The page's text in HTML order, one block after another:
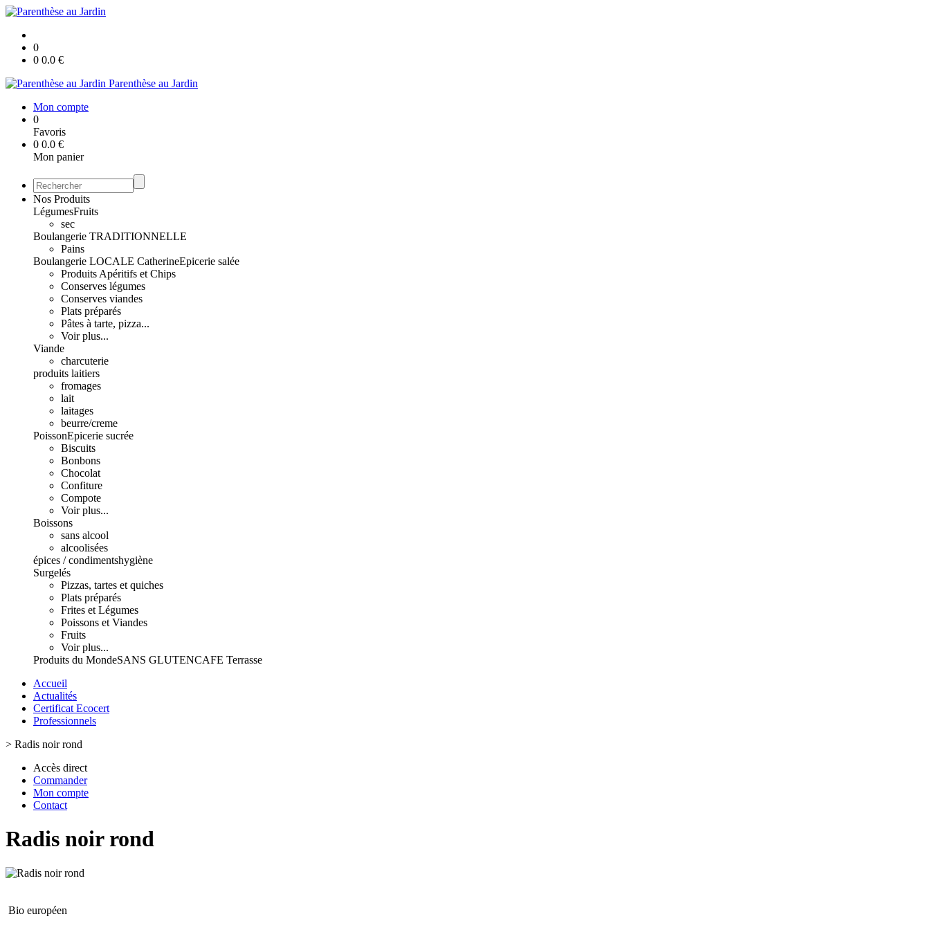
0
0 0.0 €
Parenthèse au Jardin
Mon compte
0
Favoris
0 0.0 €
Mon panier
Nos Produits
LégumesFruits
sec
Boulangerie TRADITIONNELLE
Pains
Boulangerie LOCALE CatherineEpicerie salée
Produits Apéritifs et Chips
Conserves légumes
Conserves viandes
Plats préparés
Pâtes à tarte, pizza...
Voir plus...
Viande
charcuterie
produits laitiers
fromages
lait
laitages
beurre/creme
PoissonEpicerie sucrée
Biscuits
Bonbons
Chocolat
Confiture
Compote
Voir plus...
Boissons
sans alcool
alcoolisées
épices / condimentshygiène
Surgelés
Pizzas, tartes et quiches
Plats préparés
Frites et Légumes
Poissons et Viandes
Fruits
Voir plus...
Produits du MondeSANS GLUTENCAFE Terrasse
Accueil
Actualités
Certificat Ecocert
Professionnels
> Radis noir rond
Accès direct
Commander
Mon compte
Contact
Radis noir rond
Bio européen